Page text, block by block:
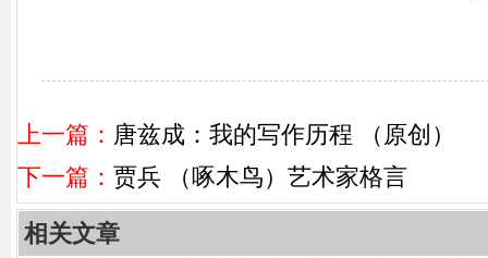
上一篇： 唐兹成：我的写作历程 （原创）
下一篇： 贾兵 （啄木鸟）艺术家格言
相关文章